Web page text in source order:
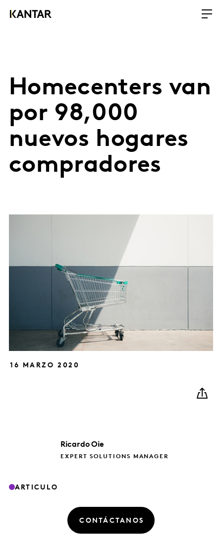
Homecenters van
por 98,000
nuevos hogares
compradores
16 MARZO 2020
Ricardo Oie
EXPERT SOLUTIONS MANAGER
ARTICULO
CONTÁCTANOS